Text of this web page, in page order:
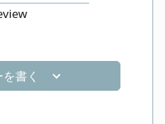
書く